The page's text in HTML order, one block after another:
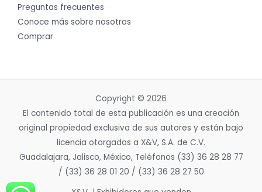
Preguntas frecuentes
Conoce más sobre nosotros
Comprar
Copyright © 2026
El contenido total de esta publicación es una creación
original propiedad exclusiva de sus autores y están bajo
licencia otorgados a X&V, S.A. de C.V.
Guadalajara, Jalisco, México, Teléfonos (33) 36 28 28 77
/ (33) 36 28 01 20 / (33) 36 28 27 50